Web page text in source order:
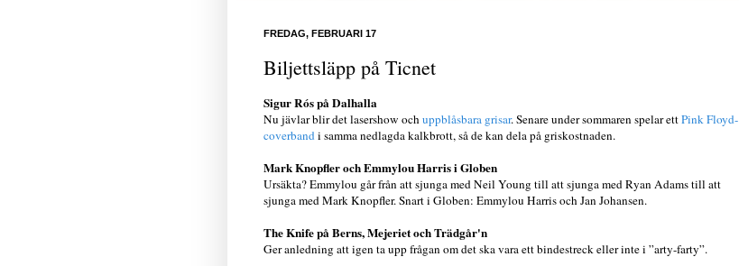
FREDAG, FEBRUARI 17
Biljettsläpp på Ticnet
Sigur Rós på Dalhalla
Nu jävlar blir det lasershow ochuppblåsbara grisar. Senare under sommaren spelar ettPink Floyd-
coverbandi samma nedlagda kalkbrott, så de kan dela på griskostnaden.
Mark Knopfler och Emmylou Harris i Globen
Ursäkta? Emmylou går från att sjunga med Neil Young till att sjunga med Ryan Adams till att
sjunga med Mark Knopfler. Snart i Globen: Emmylou Harris och Jan Johansen.
The Knife på Berns, Mejeriet och Trädgår'n
Ger anledning att igen ta upp frågan om det ska vara ett bindestreck eller inte i ”arty-farty”.